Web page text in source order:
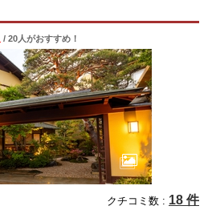
/ 20人がおすすめ！
クチコミ数 : 18 件